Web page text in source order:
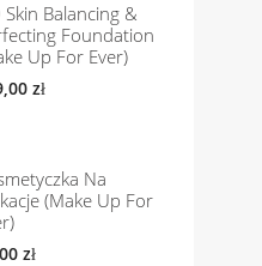
Skin Balancing &
Foundation
Up For Ever)
zł
Na
(Make Up For
zł